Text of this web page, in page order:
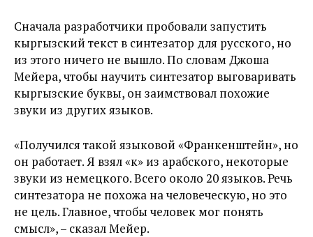
Сначала разработчики пробовали запустить
кыргызский текст в синтезатор для русского, но
из этого ничего не вышло. По словам Джоша
Мейера, чтобы научить синтезатор выговаривать
кыргызские буквы, он заимствовал похожие
звуки из других языков.
«Получился такой языковой «Франкенштейн», но
он работает. Я взял «к» из арабского, некоторые
звуки из немецкого. Всего около 20 языков. Речь
синтезатора не похожа на человеческую, но это
не цель. Главное, чтобы человек мог понять
смысл», – сказал Мейер.